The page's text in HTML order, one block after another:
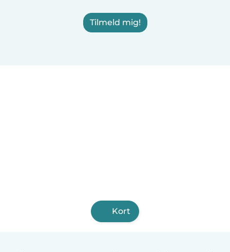
Tilmeld mig!
Kort